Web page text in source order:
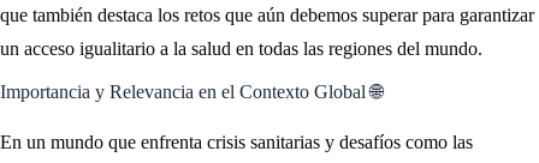
que también destaca los retos que aún debemos superar para garantizar
un acceso igualitario a la salud en todas las regiones del mundo.
Importancia y Relevancia en el Contexto Global 🌐
En un mundo que enfrenta crisis sanitarias y desafíos como las